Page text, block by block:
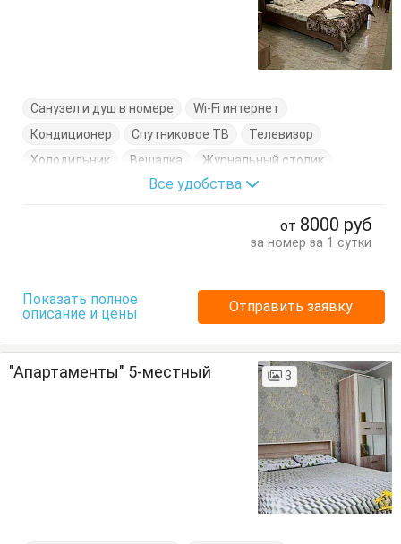
Санузел и душ в номере
Wi-Fi интернет
Кондиционер
Спутниковое ТВ
Телевизор
Холодильник
Вешалка
Журнальный столик
Кровати двуспальные
Кровати односпальные
Все удобства
от 8000 руб
за номер за 1 сутки
Показать полное
описание и цены
Отправить заявку
"Апартаменты" 5-местный 3